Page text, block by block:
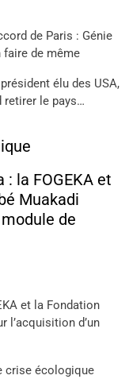
de Paris : Génie
faire de même
élu des USA,
retirer le pays…
la FOGEKA et
Muakadi
de
et la Fondation
l’acquisition d’un
crise écologique